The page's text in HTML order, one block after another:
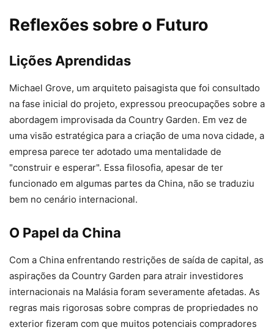
Reflexões sobre o Futuro
Lições Aprendidas
Michael Grove, um arquiteto paisagista que foi consultado
na fase inicial do projeto, expressou preocupações sobre a
abordagem improvisada da Country Garden. Em vez de
uma visão estratégica para a criação de uma nova cidade, a
empresa parece ter adotado uma mentalidade de
"construir e esperar". Essa filosofia, apesar de ter
funcionado em algumas partes da China, não se traduziu
bem no cenário internacional.
O Papel da China
Com a China enfrentando restrições de saída de capital, as
aspirações da Country Garden para atrair investidores
internacionais na Malásia foram severamente afetadas. As
regras mais rigorosas sobre compras de propriedades no
exterior fizeram com que muitos potenciais compradores